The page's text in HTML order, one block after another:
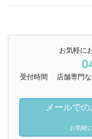
お気軽に
受付時間 店舗専門な
メールで
お気軽